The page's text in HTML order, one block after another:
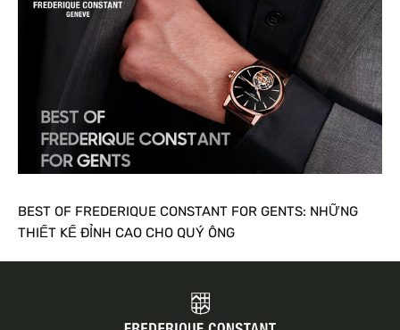
BEST OF FREDERIQUE CONSTANT FOR GENTS: NHỮNG
THIẾT KẾ ĐỈNH CAO CHO QUÝ ÔNG